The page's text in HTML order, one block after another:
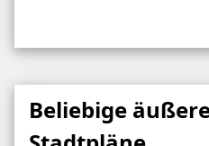
Beliebige